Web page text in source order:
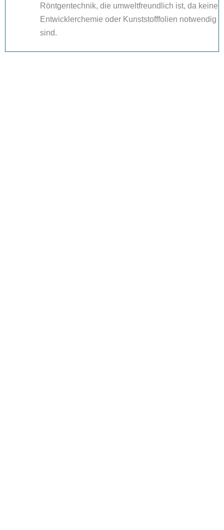
Röntgentechnik, die umweltfreundlich ist, da keine
Entwicklerchemie oder Kunststofffolien notwendig
sind.